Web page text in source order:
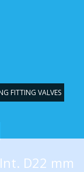
FITTING VALVES
D22 mm